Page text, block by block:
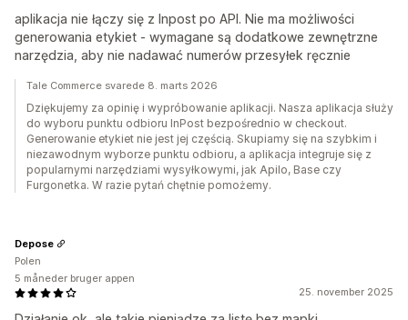
aplikacja nie łączy się z Inpost po API. Nie ma możliwości
generowania etykiet - wymagane są dodatkowe zewnętrzne
narzędzia, aby nie nadawać numerów przesyłek ręcznie
Tale Commerce svarede 8. marts 2026
Dziękujemy za opinię i wypróbowanie aplikacji. Nasza aplikacja służy
do wyboru punktu odbioru InPost bezpośrednio w checkout.
Generowanie etykiet nie jest jej częścią. Skupiamy się na szybkim i
niezawodnym wyborze punktu odbioru, a aplikacja integruje się z
popularnymi narzędziami wysyłkowymi, jak Apilo, Base czy
Furgonetka. W razie pytań chętnie pomożemy.
25. november 2025
Depose
Polen
5 måneder bruger appen